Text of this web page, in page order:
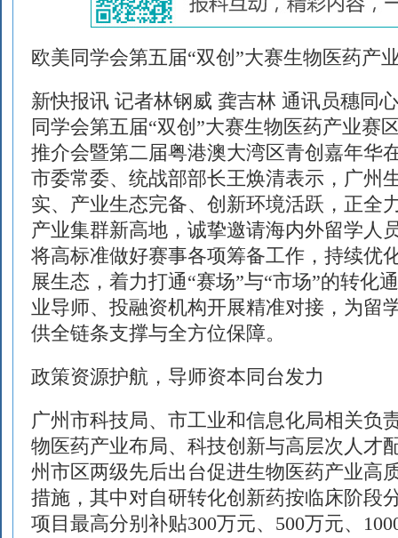
欧美同学会第五届“双创”大赛生物医药产
新快报讯 记者林钢威 龚吉林 通讯员穗同
同学会第五届“双创”大赛生物医药产业赛
推介会暨第二届粤港澳大湾区青创嘉年华
市委常委、统战部部长王焕清表示，广州
实、产业生态完备、创新环境活跃，正全
产业集群新高地，诚挚邀请海内外留学人
将高标准做好赛事各项筹备工作，持续优
展生态，着力打通“赛场”与“市场”的转化
业导师、投融资机构开展精准对接，为留
供全链条支撑与全方位保障。
政策资源护航，导师资本同台发力
广州市科技局、市工业和信息化局相关负
物医药产业布局、科技创新与高层次人才
州市区两级先后出台促进生物医药产业高
措施，其中对自研转化创新药按临床阶段
项目最高分别补贴300万元、500万元、